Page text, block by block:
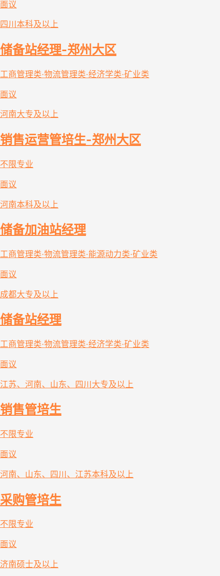
面议
四川 本科及以上
储备站经理-郑州大区
工商管理类·物流管理类·经济学类·矿业类
面议
河南大专及以上
销售运营管培生-郑州大区
不限专业
面议
河南本科及以上
储备加油站经理
工商管理类·物流管理类·能源动力类·矿业类
面议
成都大专及以上
储备站经理
工商管理类·物流管理类·经济学类·矿业类
面议
江苏、河南、山东、四川大专及以上
销售管培生
不限专业
面议
河南、山东、四川、江苏本科及以上
采购管培生
不限专业
面议
济南硕士及以上